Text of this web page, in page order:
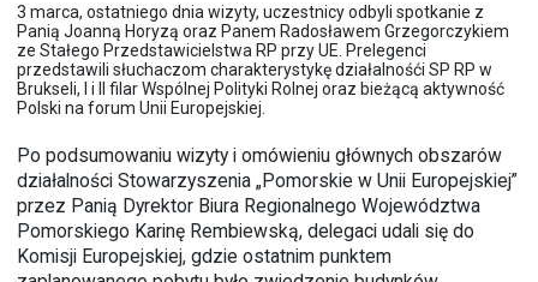
3 marca, ostatniego dnia wizyty, uczestnicy odbyli spotkanie z
Panią Joanną Horyzą oraz Panem Radosławem Grzegorczykiem
ze Stałego Przedstawicielstwa RP przy UE. Prelegenci
przedstawili słuchaczom charakterystykę działalnośći SP RP w
Brukseli, I i II filar Wspólnej Polityki Rolnej oraz bieżącą aktywność
Polski na forum Unii Europejskiej.
Po podsumowaniu wizyty i omówieniu głównych obszarów
działalności Stowarzyszenia „Pomorskie w Unii Europejskiej”
przez Panią Dyrektor Biura Regionalnego Województwa
Pomorskiego Karinę Rembiewską, delegaci udali się do
Komisji Europejskiej, gdzie ostatnim punktem